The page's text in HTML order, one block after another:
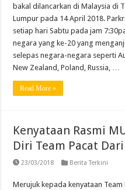
bakal dilancarkan di Malaysia di
Lumpur pada 14 April 2018.
setiap hari Sabtu pada jam
negara yang ke-20 yang
selepas negara-negara seperti
New Zealand, Poland, Russia, …
Read More »
Kenyataan Rasmi
Diri Team Pacat
23/03/2018 Berita Terkini
Merujuk kepada kenyataan